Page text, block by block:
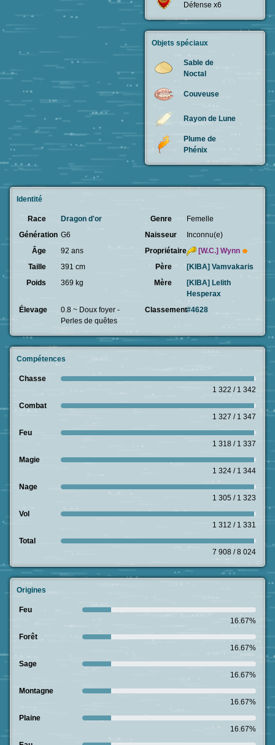
Identité
Race Dragon d'or Genre
Femelle
Génération G6 Naisseur
Inconnu(e)
Âge
92 ans Propriétaire [W.C.]Wynn
Taille
391 cm Père
[KIBA] Vamvakaris
Poids
369 kg Mère
[KIBA] Lelith
Hesperax
Élevage
0.8 ~ Doux foyer -
Perles de quêtes
Classement#4628
Compétences
Chasse
1 322 / 1 342
Combat
1 327 / 1 347
Feu
1 318 / 1 337
Magie
1 324 / 1 344
Nage
1 305 / 1 323
Vol
1 312 / 1 331
Total
7 908 / 8 024
Origines
Feu
16.67%
Forêt
16.67%
Sage
16.67%
Montagne
16.67%
Plaine
16.67%
Défense x6
Objets spéciaux
Sable de
Noctal
Couveuse
Rayon de Lune
Plume de
Phénix